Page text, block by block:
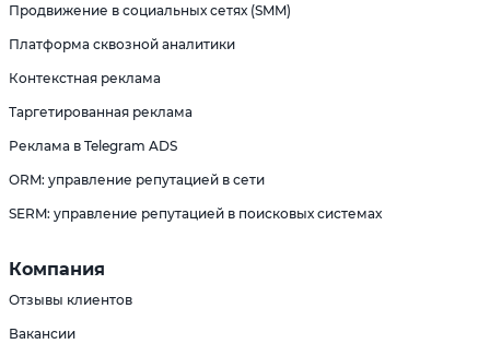
Продвижение в социальных сетях (SMM)
Платформа сквозной аналитики
Контекстная реклама
Таргетированная реклама
Реклама в Telegram ADS
ORM: управление репутацией в сети
SERM: управление репутацией в поисковых системах
Компания
Отзывы клиентов
Вакансии